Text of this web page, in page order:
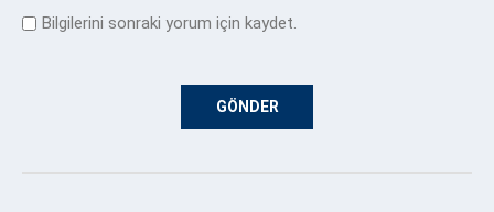
Bilgilerini sonraki yorum için kaydet.